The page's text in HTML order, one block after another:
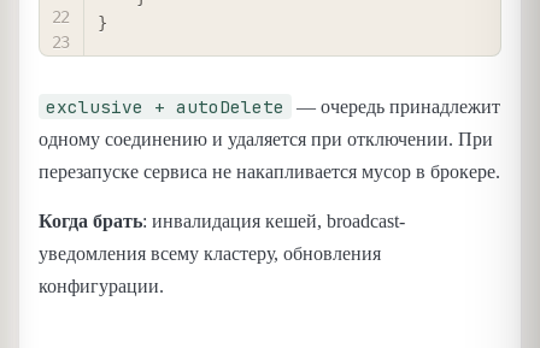
}
exclusive + autoDelete
— очередь принадлежит
одному соединению и удаляется при отключении. При
перезапуске сервиса не накапливается мусор в брокере.
Когда брать: инвалидация кешей, broadcast-
уведомления всему кластеру, обновления
конфигурации.